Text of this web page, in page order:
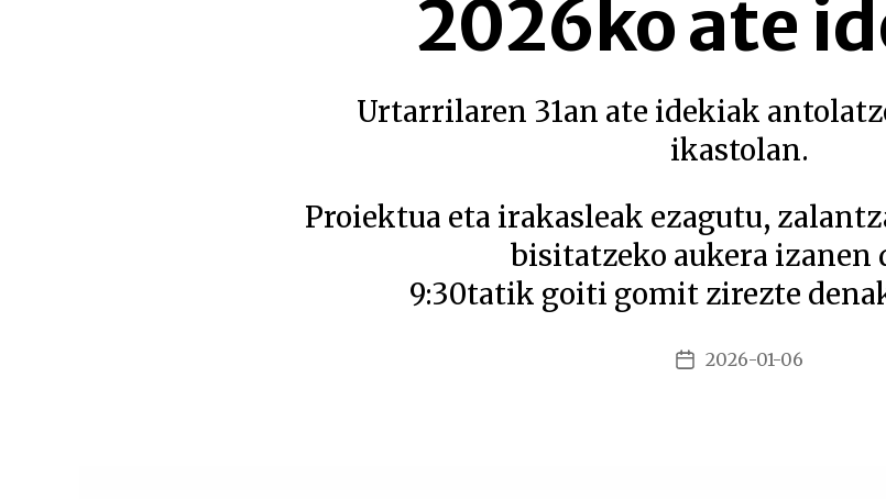
2026ko ate
Urtarrilaren 31an ate idekiak
ikastolan.
Proiektua eta irakasleak ezagutu,
bisitatzeko aukera izanen
9:30tatik goiti gomit zirezte
Argitalpenaren
2026-01-06